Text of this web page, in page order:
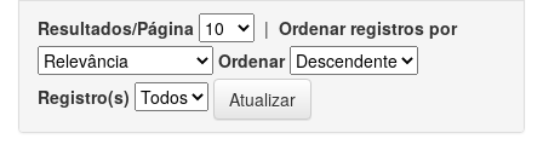
Resultados/Página | Ordenar registros por
Ordenar
Registro(s)